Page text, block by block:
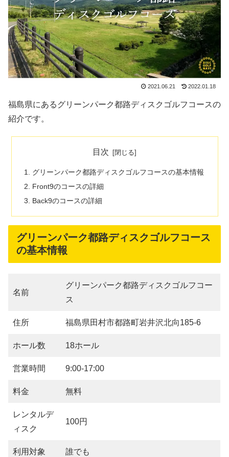
2021.06.21 2022.01.18
福島県にあるグリーンパーク都路ディスクゴルフコースの
紹介です。
目次
グリーンパーク都路ディスクゴルフコースの基本情報
Front9のコースの詳細
Back9のコースの詳細
グリーンパーク都路ディスクゴルフコース
の基本情報
名前
グリーンパーク都路ディスクゴルフコー
ス
住所 福島県田村市都路町岩井沢北向185-6
ホール数 18ホール
営業時間 9:00-17:00
料金 無料
レンタルデ
ィスク
100円
利用対象 誰でも